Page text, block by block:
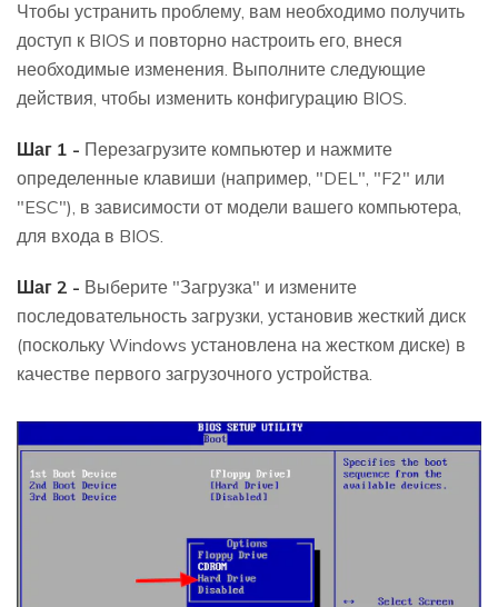
Чтобы устранить проблему, вам необходимо получить
доступ к BIOS и повторно настроить его, внеся
необходимые изменения. Выполните следующие
действия, чтобы изменить конфигурацию BIOS.
Шаг 1 - Перезагрузите компьютер и нажмите
определенные клавиши (например, "DEL", "F2" или
"ESC"), в зависимости от модели вашего компьютера,
для входа в BIOS.
Шаг 2 - Выберите "Загрузка" и измените
последовательность загрузки, установив жесткий диск
(поскольку Windows установлена на жестком диске) в
качестве первого загрузочного устройства.